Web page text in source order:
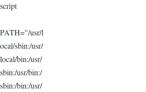
script
PATH="/usr/l
ocal/sbin:/usr/
local/bin:/usr/
sbin:/usr/bin:/
sbin:/bin:/usr/